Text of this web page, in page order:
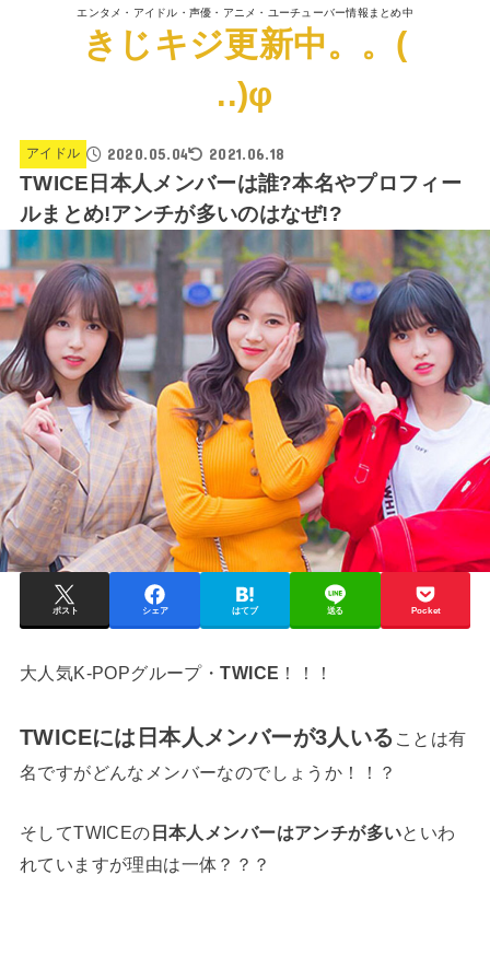
エンタメ・アイドル・声優・アニメ・ユーチューバー情報まとめ中
きじキジ更新中。。(
..)φ
アイドル 2020.05.04 2021.06.18
TWICE日本人メンバーは誰?本名やプロフィー
ルまとめ!アンチが多いのはなぜ!?
ポスト シェア はてブ 送る Pocket
大人気K-POPグループ・TWICE ！！！
TWICEには日本人メンバーが3人いる ことは有
名ですがどんなメンバーなのでしょうか！！？
そしてTWICEの 日本人メンバーはアンチが多いといわ
れていますが理由は一体？？？